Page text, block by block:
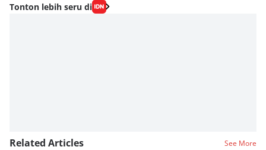
Tonton lebih seru di
Related Articles See More